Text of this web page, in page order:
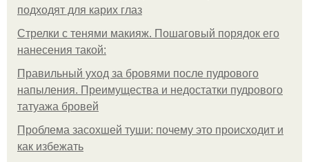
подходят для карих глаз
Стрелки с тенями макияж. Пошаговый порядок его
нанесения такой:
Правильный уход за бровями после пудрового
напыления. Преимущества и недостатки пудрового
татуажа бровей
Проблема засохшей туши: почему это происходит и
как избежать